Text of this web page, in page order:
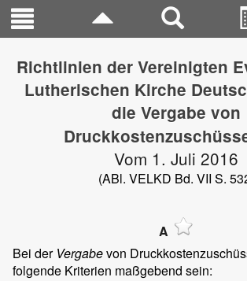
Richtlinien der Vereinigten
Lutherischen Kirche
die Vergabe von
Vom 1. Juli 2016
(ABl. VELKD Bd. VII S.
A
Bei der Vergabevon
folgende Kriterien maßgebend sein: